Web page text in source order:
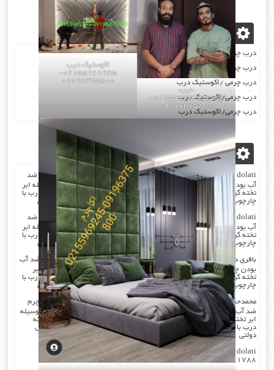
درب
چرمی02155969245-
09196375800
اکوستیک درب
02155969245-
09196375800
نوشته‌های تازه
درب چرمی/اکوستیک درب
درب چرمی/اکوستیک درب
درب چرمی /اکوستیک درب
درب چرمی/اکوستیک درب
درب چرمی/اکوستیک درب
آخرین دیدگاه‌ها
dolatiدر صدا گیر…درب اکوستیک…چرم کردن درب با مرغوب ترین چرم ضد
آب بودن چرم …در هنگام چرم کردن همه ی درز های درب و چارچوب بوسیله ابر
تخته گرفته میشود که جلوی صدا را میگیرد . کار در محل انجام میشود که درب با
چارچوب فیکس میشود۰۹۱۹۶۳۷۵۸۰۰-۰۹۳۰۷۸۰۱۷۸۸مهندس دولتی
dolati
صدا گیر…درب اکوستیک…چرم کردن درب با مرغوب ترین چرم ضد
آب بودن چرم …در هنگام چرم کردن همه ی درز های درب و چارچوب بوسیله ابر
تخته گرفته میشود که جلوی صدا را میگیرد . کار در محل انجام میشود که درب با
چارچوب فیکس میشود۰۹۱۹۶۳۷۵۸۰۰-۰۹۳۰۷۸۰۱۷۸۸مهندس دولتی
باقری در
صدا گیر…درب اکوستیک…چرم کردن درب با مرغوب ترین چرم ضد آب
بودن چرم …در هنگام چرم کردن همه ی درز های درب و چارچوب بوسیله ابر
تخته گرفته میشود که جلوی صدا را میگیرد . کار در محل انجام میشود که درب با
چارچوب فیکس میشود۰۹۱۹۶۳۷۵۸۰۰-۰۹۳۰۷۸۰۱۷۸۸مهندس دولتی
محمدحسندر صدا گیر…درب اکوستیک…چرم کردن درب با مرغوب ترین چرم
ضد آب بودن چرم …در هنگام چرم کردن همه ی درز های درب و چارچوب بوسیله
ابر تخته گرفته میشود که جلوی صدا را میگیرد . کار در محل انجام میشود که
درب با چارچوب فیکس میشود۰۹۱۹۶۳۷۵۸۰۰-۰۹۳۰۷۸۰۱۷۸۸مهندس
دولتی
dolati در
اکوستیک -درب عایق-صوتی ضد-صدا ۰۹۱۹۶۳۷۵۸۰۰
۰۹۳۰۷۸۰۱۷۸۸